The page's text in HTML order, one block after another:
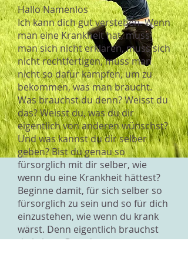
Hallo Namenlos
Ich kann dich gut verstehen. Wenn
man eine Krankheit hat, muss
man sich nicht erklären, muss sich
nicht rechtfertigen, muss man
nicht so dafür kämpfen, um zu
bekommen, was man braucht.
Was brauchst du denn? Weisst du
das? Weisst du, was du dir
eigentlich von anderen wünschst?
Und was kannst du dir selber
geben? Bist du genau so
fürsorglich mit dir selber, wie
wenn du eine Krankheit hättest?
Beginne damit, für sich selber so
fürsorglich zu sein und so für dich
einzustehen, wie wenn du krank
wärst. Denn eigentlich brauchst
du keinen Grund, um gut